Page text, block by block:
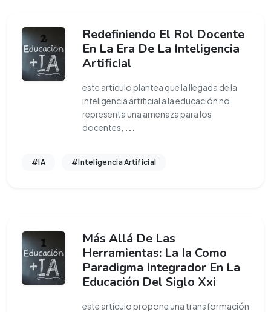
Redefiniendo El Rol Docente
En La Era De La Inteligencia
Artificial
este artículo plantea que la llegada de la
inteligencia artificial a la educación no
representa una amenaza para los
docentes, ...
#IA #Inteligencia Artificial
Más Allá De Las
Herramientas: La Ia Como
Paradigma Integrador En La
Educación Del Siglo Xxi
este artículo propone una transformación